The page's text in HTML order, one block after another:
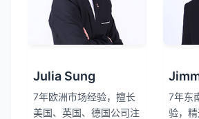
Julia Sung
7年欧洲市场经验，擅长
美国、英国、德国公司注
7年东
验，